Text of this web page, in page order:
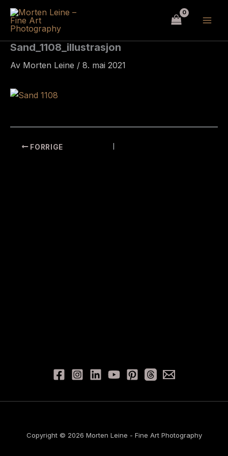
Hopp
rett
innholdet
Sand_1108_illustrasjon
Av Morten Leine / 8. mai 2021
FORRIGE
Copyright © 2026 Morten Leine - Fine Art Photography